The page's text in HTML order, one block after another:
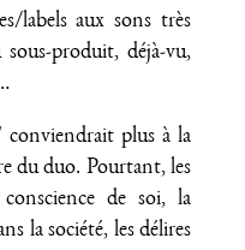
labels aux sons très
produit, déjà-vu,
conviendrait plus à la
du duo. Pourtant, les
de soi, la
la société, les délires